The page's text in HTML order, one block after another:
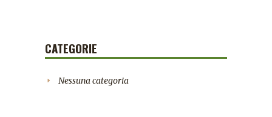
CATEGORIE
Nessuna categoria